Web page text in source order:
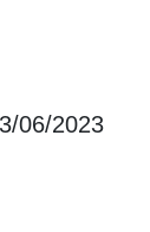
06/2023